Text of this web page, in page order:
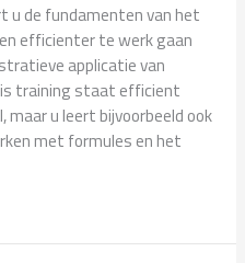
u de fundamenten van het
efficienter te werk gaan
applicatie van
training staat efficient
u leert bijvoorbeeld ook
met formules en het